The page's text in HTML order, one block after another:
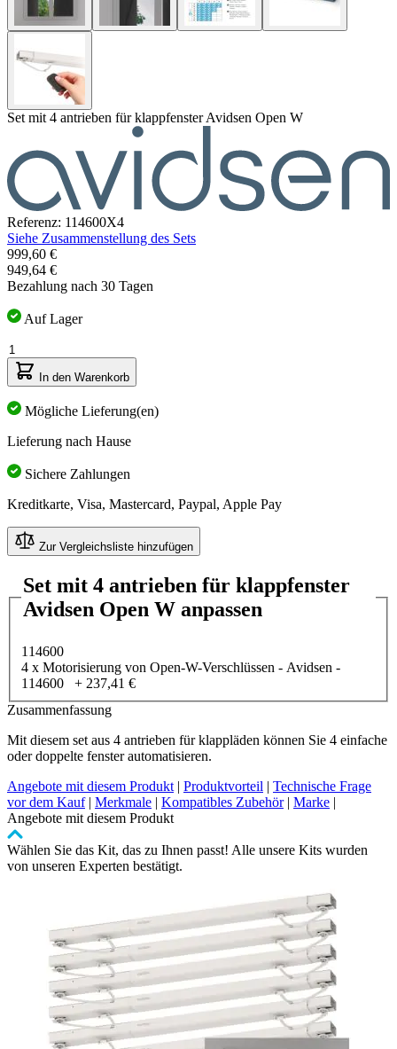
Set mit 4 antrieben für klappfenster Avidsen Open W
Referenz: 114600X4
Siehe Zusammenstellung des Sets
Der
Preis
hängt
den
Optionen
ab
949,64 €
999,60 €
Bezahlung nach 30 Tagen
Auf Lager
Menge
In den Warenkorb
Mögliche Lieferung(en)
Lieferung nach Hause
Sichere Zahlungen
Kreditkarte, Visa, Mastercard, Paypal, Apple Pay
Zur Vergleichsliste hinzufügen
Set mit 4 antrieben für klappfenster
Avidsen Open W anpassen
114600
4 x Motorisierung von Open-W-Verschlüssen - Avidsen -
114600
+ 237,41 €
Zusammenfassung
Mit diesem set aus 4 antrieben für klappläden können Sie 4 einfache
oder doppelte fenster automatisieren.
Angebote mit diesem Produkt | Produktvorteil | Technische Frage
vor dem Kauf | Merkmale | Kompatibles Zubehör | Marke |
Angebote mit diesem Produkt
Wählen Sie das Kit, das zu Ihnen passt! Alle unsere Kits wurden
von unseren Experten bestätigt.
Karussell
überspringen